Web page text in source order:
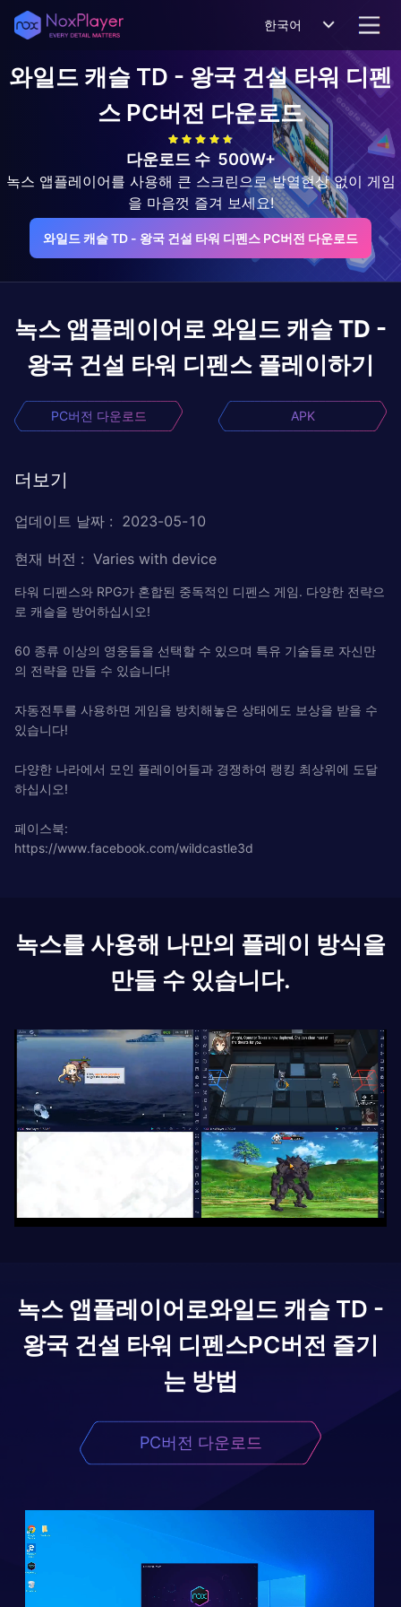
한국어
와일드 캐슬 TD - 왕국 건설 타워 디펜
스 PC버전 다운로드
다운로드 수 500W+
녹스 앱플레이어를 사용해 큰 스크린으로 발열현상 없이 게임
을 마음껏 즐겨 보세요!
와일드 캐슬 TD - 왕국 건설 타워 디펜스 PC버전 다운로드
녹스 앱플레이어로 와일드 캐슬 TD -
왕국 건설 타워 디펜스 플레이하기
PC버전 다운로드 APK
더보기
업데이트 날짜 : 2023-05-10
현재 버전 : Varies with device
타워 디펜스와 RPG가 혼합된 중독적인 디펜스 게임. 다양한 전략으
로 캐슬을 방어하십시오!
60 종류 이상의 영웅들을 선택할 수 있으며 특유 기술들로 자신만
의 전략을 만들 수 있습니다!
자동전투를 사용하면 게임을 방치해놓은 상태에도 보상을 받을 수
있습니다!
다양한 나라에서 모인 플레이어들과 경쟁하여 랭킹 최상위에 도달
하십시오!
페이스북:
https://www.facebook.com/wildcastle3d
녹스를 사용해 나만의 플레이 방식을
만들 수 있습니다.
녹스 앱플레이어로와일드 캐슬 TD -
왕국 건설 타워 디펜스PC버전 즐기
는 방법
PC버전 다운로드